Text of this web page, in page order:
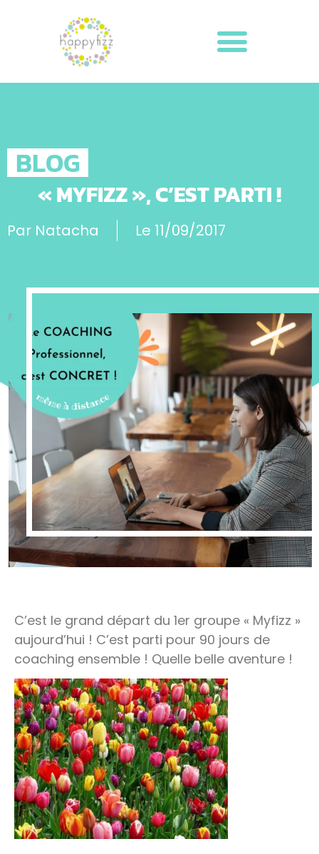
BLOG
« MYFIZZ », C’EST PARTI !
Par Natacha Le 11/09/2017
C’est le grand départ du 1er groupe « Myfizz »
aujourd’hui ! C’est parti pour 90 jours de
coaching ensemble ! Quelle belle aventure !